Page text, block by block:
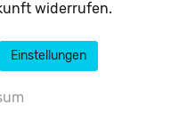
wir Ihr
widerrufen.
Einstellungen